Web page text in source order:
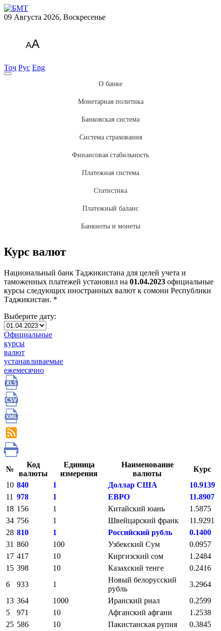
09 Августа 2026, Воскресенье
AA
Тоҷ Рус Eng
О банке
Монетарная политика
Банковская система
Система страхования
Финансовая стабильность
Платежная система
Статистика
Платежный баланс
Банкноты и монеты
Курс валют
Национальный банк Таджикистана для целей учета и
таможенных платежей установил на 01.04.2023 официальные
курсы следующих иностранных валют к сомони Республики
Таджикистан. *
Выберите дату:
Официальные
курсы
валют
устанавливаемые
ежемесячно
№
Код
валюты
Единица
измерения
Наименование
валюты
Курс
10 840 1 Доллар США
10.9139
11 978 1 ЕВРО
11.8907
18 156 1 Китайский юань
1.5875
34 756 1 Швейцарский франк
11.9291
28 810 1 Российский рубль
0.1400
31 860 100 Узбекский Сум
0.0957
17 417 10 Киргизский сом
1.2484
15 398 10 Казахский тенге
0.2416
6
933 1
Новый белорусский
рубль
3.2964
13 364 1000 Иранский риал
0.2599
5
971 10 Афганский афгани
1.2538
25 586 10 Пакистанская рупия
0.3845